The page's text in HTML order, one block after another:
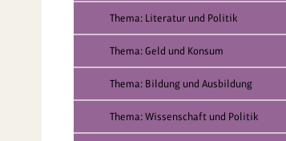
Thema: Literatur und Politik
Thema: Geld und Konsum
Thema: Bildung und Ausbildung
Thema: Wissenschaft und Politik